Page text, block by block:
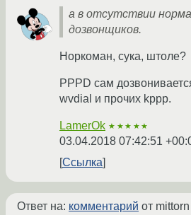
а в отсутствии
дозвонщиков.
Норкоман, сука, штоле?
PPPD сам
wvdial и прочих kppp.
LamerOk ★★★★★
03.04.2018 07:42:51
Ссылка
Ответ на: комментарий от mittorn